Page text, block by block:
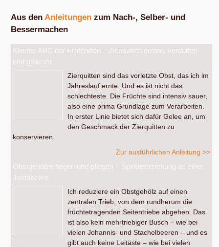
Aus denAnleitungen zum Nach-, Selber- und
Bessermachen
Kleines ABC der Erntehilfen – Zierquitten ernten, verduften
und gelieren
Zierquitten sind das vorletzte Obst, das ich im
Jahreslauf ernte. Und es ist nicht das
schlechteste. Die Früchte sind intensiv sauer,
also eine prima Grundlage zum Verarbeiten.
In erster Linie bietet sich dafür Gelee an, um
den Geschmack der Zierquitten zu
konservieren.
Zur ausführlichen Anleitung >>
Obstgehölze hegen und pflegen – Spindelerziehung an einer
Jostabeere
Ich reduziere ein Obstgehölz auf einen
zentralen Trieb, von dem rundherum die
früchtetragenden Seitentriebe abgehen. Das
ist also kein mehrtriebiger Busch – wie bei
vielen Johannis- und Stachelbeeren – und es
gibt auch keine Leitäste – wie bei vielen